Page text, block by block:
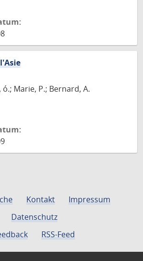
Marie, P.; Bernard, A.
Kontakt
Impressum
Datenschutz
RSS-Feed